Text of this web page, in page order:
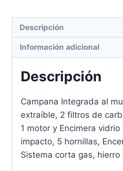
Descripción
Información adicional
Descripción
Campana Integrada al
extraíble, 2 filtros de
1 motor y Encimera
impacto, 5 hornillas,
Sistema corta gas, hierro